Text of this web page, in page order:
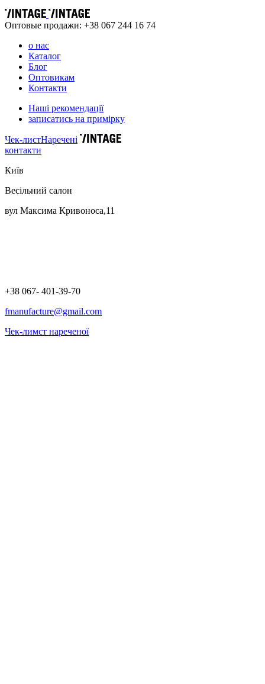
Оптовые продажи: +38 067 244 16 74
о нас
Каталог
Блог
Оптовикам
Контакти
Наші рекомендації
записатись на примірку
Чек-листНаречені
контакти
Київ
Весільний салон
вул Максима Кривоноса,11
+38 067- 401-39-70
fmanufacture@gmail.com
Чек-лимст нареченої